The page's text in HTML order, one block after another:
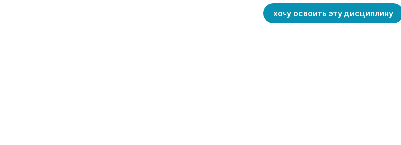
хочу освоить эту дисциплину